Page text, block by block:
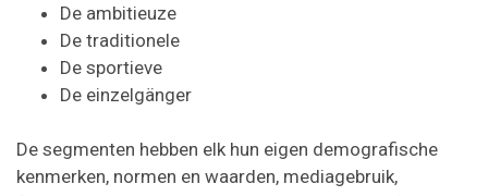
De ambitieuze
De traditionele
De sportieve
De einzelgänger
De segmenten hebben elk hun eigen demografische
kenmerken, normen en waarden, mediagebruik,